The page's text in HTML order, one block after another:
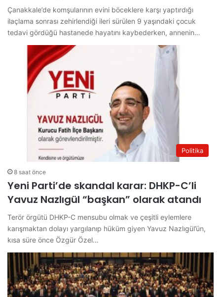
Çanakkale’de komşularının evini böceklere karşı yaptırdığı
ilaçlama sonrası zehirlendiği ileri sürülen 9 yaşındaki çocuk
tedavi gördüğü hastanede hayatını kaybederken, annenin…
Politika
8 saat önce
Yeni Parti’de skandal karar: DHKP-C’li
Yavuz Nazlıgül “başkan” olarak atandı
Terör örgütü DHKP-C mensubu olmak ve çeşitli eylemlere
karışmaktan dolayı yargılanıp hüküm giyen Yavuz Nazlıgül’ün,
kısa süre önce Özgür Özel…